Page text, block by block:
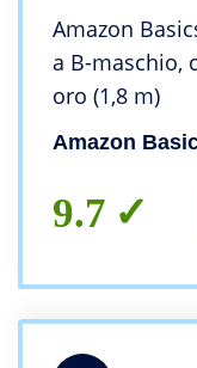
Amazon
a B-maschio,
oro (1,8 m)
Amazon
9.7